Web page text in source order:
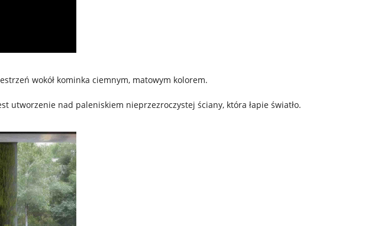
wokół kominka ciemnym, matowym kolorem.
utworzenie nad paleniskiem nieprzezroczystej ściany, która łapie światło.